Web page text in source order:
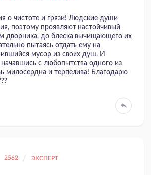
о чистоте и грязи! Людские души
поэтому проявляют настойчивый
дворника, до блеска вычищающего их
пытаясь отдать ему на
мусор из своих душ. И
с любопытства одного из
милосердна и терпелива! Благодарю
2562 ЭКСПЕРТ